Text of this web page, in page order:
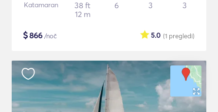
Katamaran
38 ft
12 m
6 3 3
$866 /noč (1 pregledi)
5.0